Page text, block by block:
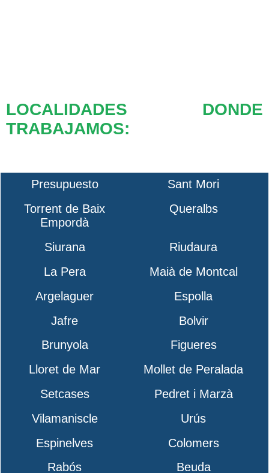
LOCALIDADES DONDE
TRABAJAMOS:
Presupuesto
Sant Mori
Torrent de Baix
Empordà
Queralbs
Siurana
Riudaura
La Pera
Maià de Montcal
Argelaguer
Espolla
Jafre
Bolvir
Brunyola
Figueres
Lloret de Mar
Mollet de Peralada
Setcases
Pedret i Marzà
Vilamaniscle
Urús
Espinelves
Colomers
Rabós
Beuda